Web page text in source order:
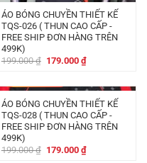
179.000 ₫.
ÁO BÓNG CHUYỀN THIẾT KẾ
TQS-026 ( THUN CAO CẤP -
FREE SHIP ĐƠN HÀNG TRÊN
499K)
199.000₫ Giá
199.000 ₫.
179.000 ₫Giá
hiện
là:
179.000 ₫.
ÁO BÓNG CHUYỀN THIẾT KẾ
TQS-028 ( THUN CAO CẤP -
FREE SHIP ĐƠN HÀNG TRÊN
499K)
199.000₫ Giá
179.000 ₫Giá
hiện